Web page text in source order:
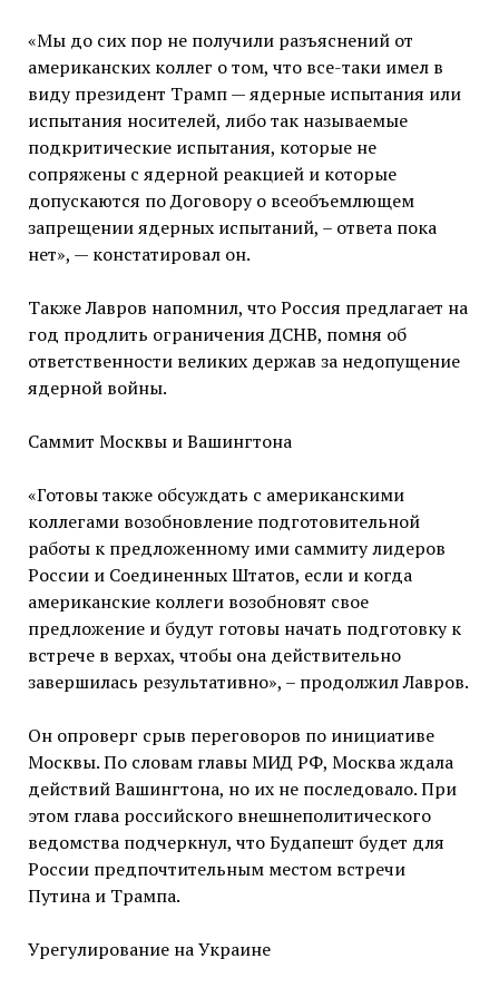
«Мы до сих пор не получили разъяснений от
американских коллег о том, что все-таки имел в
виду президент Трамп — ядерные испытания или
испытания носителей, либо так называемые
подкритические испытания, которые не
сопряжены с ядерной реакцией и которые
допускаются по Договору о всеобъемлющем
запрещении ядерных испытаний, – ответа пока
нет», — констатировал он.
Также Лавров напомнил, что Россия предлагает на
год продлить ограничения ДСНВ, помня об
ответственности великих держав за недопущение
ядерной войны.
Саммит Москвы и Вашингтона
«Готовы также обсуждать с американскими
коллегами возобновление подготовительной
работы к предложенному ими саммиту лидеров
России и Соединенных Штатов, если и когда
американские коллеги возобновят свое
предложение и будут готовы начать подготовку к
встрече в верхах, чтобы она действительно
завершилась результативно», – продолжил Лавров.
Он опроверг срыв переговоров по инициативе
Москвы. По словам главы МИД РФ, Москва ждала
действий Вашингтона, но их не последовало. При
этом глава российского внешнеполитического
ведомства подчеркнул, что Будапешт будет для
России предпочтительным местом встречи
Путина и Трампа.
Урегулирование на Украине